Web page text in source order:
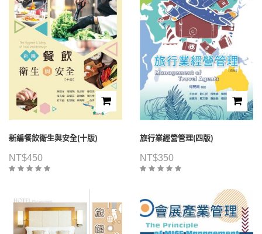
新編餐飲衛生與安全(十版)
NT$450
旅行業經營管理(四版)
NT$350